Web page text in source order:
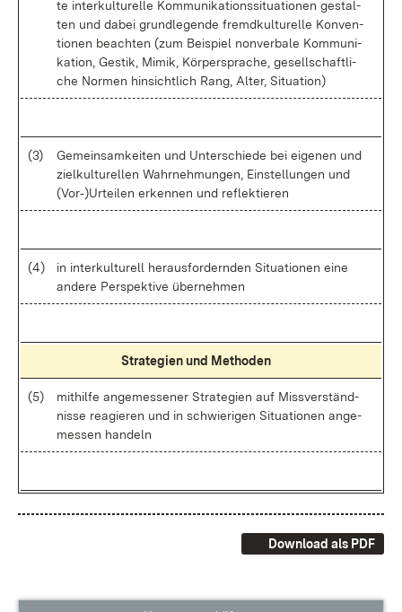
te in­ter­kul­tu­rel­le Kom­mu­ni­ka­ti­ons­si­tua­tio­nen ge­stal­
ten und da­bei grund­le­gen­de fremd­kul­tu­rel­le Kon­ven­
tio­nen be­ach­ten (zum Bei­spiel non­ver­ba­le Kom­mu­ni­
ka­ti­on, Ges­tik, Mi­mik, Kör­per­spra­che, ge­sell­schaft­li­
che Nor­men hin­sicht­lich Rang, Al­ter, Si­tua­ti­on)
(3)
Ge­mein­sam­kei­ten und Un­ter­schie­de bei ei­ge­nen und
ziel­kul­tu­rel­len Wahr­neh­mun­gen, Ein­stel­lun­gen und
(Vor‑)Ur­tei­len er­ken­nen und re­flek­tie­ren
(4)
in in­ter­kul­tu­rell her­aus­for­dern­den Si­tua­tio­nen ei­ne
an­de­re Per­spek­ti­ve über­neh­men
Stra­te­gi­en und Me­tho­den
(5)
mit­hil­fe an­ge­mes­se­ner Stra­te­gi­en auf Miss­ver­ständ­
nis­se re­agie­ren und in schwie­ri­gen Si­tua­tio­nen an­ge­
mes­sen han­deln
Download als PDF